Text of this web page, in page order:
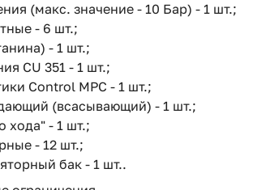
(макс. значение - 10 Бар) - 1 шт.;
- 6 шт.;
- 1 шт.;
CU 351 - 1 шт.;
Control MPC - 1 шт.;
(всасывающий) - 1 шт.;
хода" - 1 шт.;
- 12 шт.;
бак - 1 шт..